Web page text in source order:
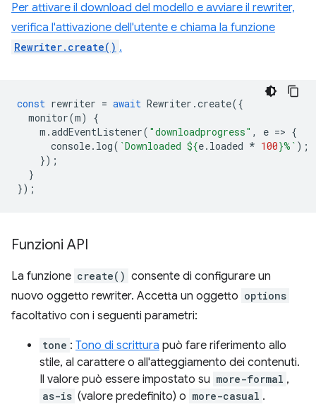
Per attivare il download del modello e avviare il rewriter,
verifica l'attivazione dell'utente e chiama la funzione
Rewriter.create() .
const rewriter = await Rewriter .create({
monitor(m)
{
m .addEventListener( "downloadprogress" , e => {
console. log( `Downloaded ${e. loaded * 100}%` );
});
}
});
Funzioni API
La funzione create() consente di configurare un
nuovo oggetto rewriter. Accetta un oggetto options
facoltativo con i seguenti parametri:
tone : Tono di scrittura può fare riferimento allo
stile, al carattere o all'atteggiamento dei contenuti.
Il valore può essere impostato su more-formal ,
as-is (valore predefinito) o more-casual .